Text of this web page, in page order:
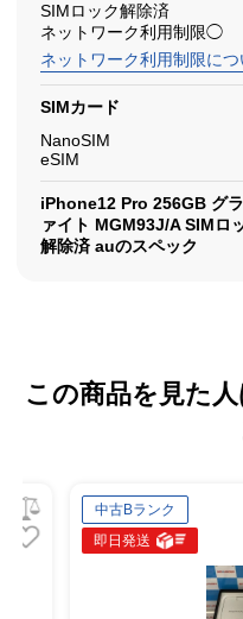
SIMロック解除済
ネットワーク利用制限◯
ネットワーク利用制限に
SIMカード
NanoSIM
eSIM
iPhone12 Pro 256GB グ
ァイト MGM93J/A SIMロ
解除済 auのスペック
この商品を見た